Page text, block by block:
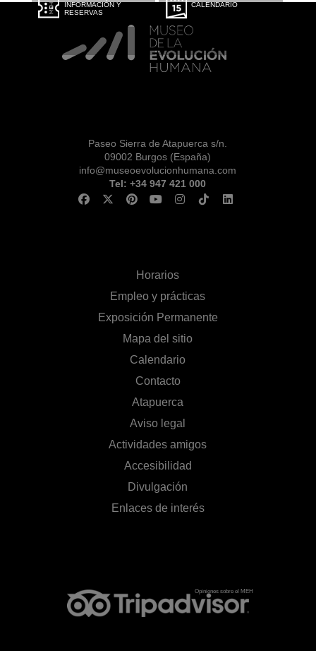
INFORMACIÓN Y
RESERVAS
CALENDARIO
Paseo Sierra de Atapuerca s/n.
09002 Burgos (España)
info@museoevolucionhumana.com
Tel: +34 947 421 000
Horarios
Empleo y prácticas
Exposición Permanente
Mapa del sitio
Calendario
Contacto
Atapuerca
Aviso legal
Actividades amigos
Accesibilidad
Divulgación
Enlaces de interés
Opiniones sobre el MEH